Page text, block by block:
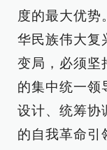
度的最大优势
华民族伟大复
变局，必须坚
的集中统一领
设计、统筹协
的自我革命引